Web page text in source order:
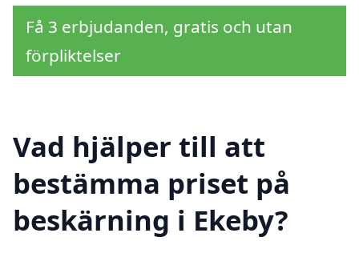
Få 3 erbjudanden, gratis och utan
förpliktelser
Vad hjälper till att
bestämma priset på
beskärning i Ekeby?